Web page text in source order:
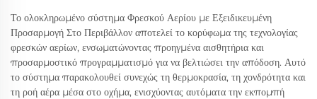
Το ολοκληρωμένο σύστημα Φρεσκού Αερίου με Εξειδικευμένη
Προσαρμογή Στο Περιβάλλον αποτελεί το κορύφωμα της τεχνολογίας
φρεσκών αερίων, ενσωματώνοντας προηγμένα αισθητήρια και
προσαρμοστικό προγραμματισμό για να βελτιώσει την απόδοση. Αυτό
το σύστημα παρακολουθεί συνεχώς τη θερμοκρασία, τη χονδρότητα και
τη ροή αέρα μέσα στο οχήμα, ενισχύοντας αυτόματα την εκπομπή